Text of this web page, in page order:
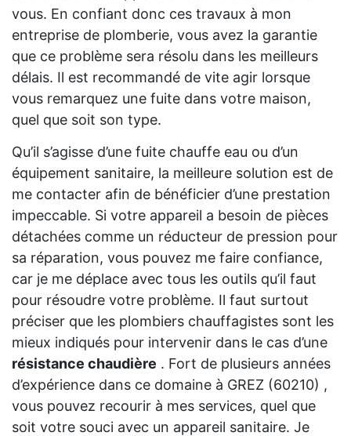
vous. En confiant donc ces travaux à mon
entreprise de plomberie, vous avez la garantie
que ce problème sera résolu dans les meilleurs
délais. Il est recommandé de vite agir lorsque
vous remarquez une fuite dans votre maison,
quel que soit son type.
Qu’il s’agisse d’une fuite chauffe eau ou d’un
équipement sanitaire, la meilleure solution est de
me contacter afin de bénéficier d’une prestation
impeccable. Si votre appareil a besoin de pièces
détachées comme un réducteur de pression pour
sa réparation, vous pouvez me faire confiance,
car je me déplace avec tous les outils qu’il faut
pour résoudre votre problème. Il faut surtout
préciser que les plombiers chauffagistes sont les
mieux indiqués pour intervenir dans le cas d’une
résistance chaudière . Fort de plusieurs années
d’expérience dans ce domaine à GREZ (60210) ,
vous pouvez recourir à mes services, quel que
soit votre souci avec un appareil sanitaire. Je